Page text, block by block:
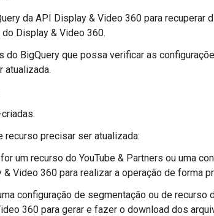
da API Display & Video 360 para recuperar
Display & Video 360.
do BigQuery que possa verificar as
atualizada.
recurso precisar ser atualizada:
for um recurso do YouTube & Partners ou uma
Video 360 para realizar a operação de forma
configuração de segmentação ou de recurso
360 para gerar e fazer o download dos